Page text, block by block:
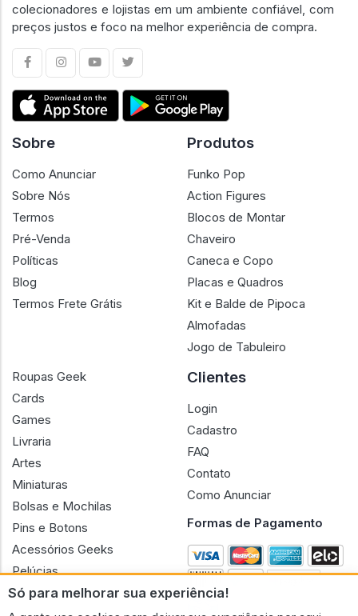
Só para melhorar sua experiência!
colecionadores e lojistas em um ambiente confiável, com
preços justos e foco na melhor experiência de compra.
Sobre
Como Anunciar
Sobre Nós
Termos
Pré-Venda
Políticas
Blog
Termos Frete Grátis
Produtos
Funko Pop
Action Figures
Blocos de Montar
Chaveiro
Caneca e Copo
Placas e Quadros
Kit e Balde de Pipoca
Almofadas
Jogo de Tabuleiro
Roupas Geek
Cards
Games
Livraria
Artes
Miniaturas
Bolsas e Mochilas
Pins e Botons
Acessórios Geeks
Pelúcias
Bonecas
Clientes
Login
Cadastro
FAQ
Contato
Como Anunciar
Formas de Pagamento